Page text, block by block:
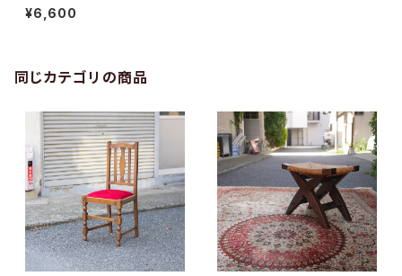
ア
¥6,600
同じカテゴリの商品